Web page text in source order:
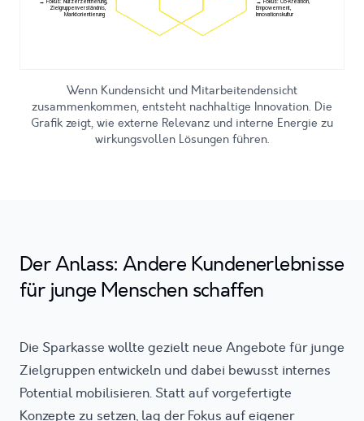
Wenn Kundensicht und Mitarbeitendensicht
zusammenkommen, entsteht nachhaltige Innovation. Die
Grafik zeigt, wie externe Relevanz und interne Energie zu
wirkungsvollen Lösungen führen.
Der Anlass: Andere Kundenerlebnisse
für junge Menschen schaffen
Die Sparkasse wollte gezielt neue Angebote für junge
Zielgruppen entwickeln und dabei bewusst internes
Potential mobilisieren. Statt auf vorgefertigte
Konzepte zu setzen, lag der Fokus auf eigener